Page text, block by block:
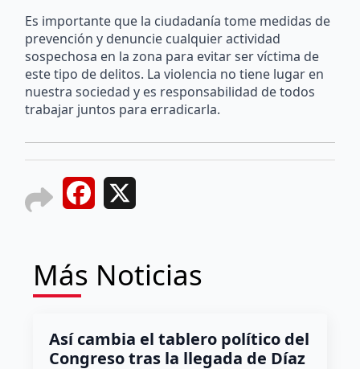
Es importante que la ciudadanía tome medidas de
prevención y denuncie cualquier actividad
sospechosa en la zona para evitar ser víctima de
este tipo de delitos. La violencia no tiene lugar en
nuestra sociedad y es responsabilidad de todos
trabajar juntos para erradicarla.
Facebook
Más Noticias
Así cambia el tablero político del
Congreso tras la llegada de Díaz